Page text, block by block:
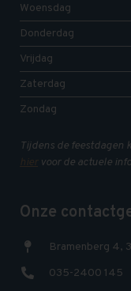
Woensdag
Donderdag
Vrijdag
Zaterdag
Zondag
Tijdens de feestdagen
hiervoor de actuele
Onze
Bramenberg 4,
035-2400 145